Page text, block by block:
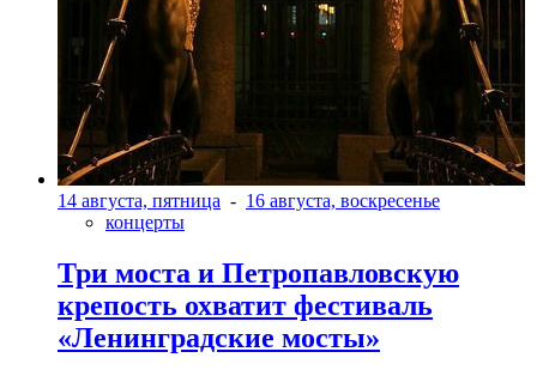
14 августа, пятница - 16 августа, воскресенье
концерты
Три моста и Петропавловскую
крепость охватит фестиваль
«Ленинградские мосты»